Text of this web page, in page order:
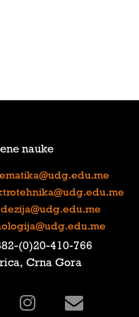
nauke
(0)20-410-766‎
Crna Gora